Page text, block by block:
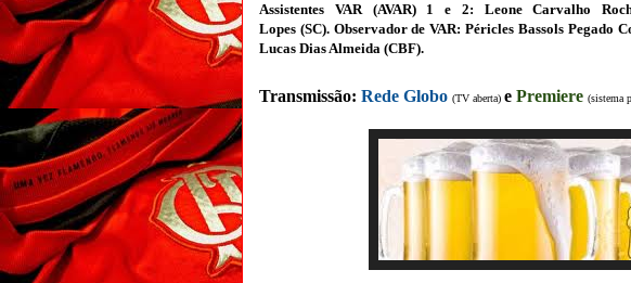
Assistentes VAR (AVAR) 1 e 2: Leone Carvalho
Lopes (SC). Observador de VAR: Péricles Bassols Pegado
Lucas Dias Almeida (CBF).
Transmissão: Rede Globo (TV aberta) e Premiere (sistema
Flamengo x